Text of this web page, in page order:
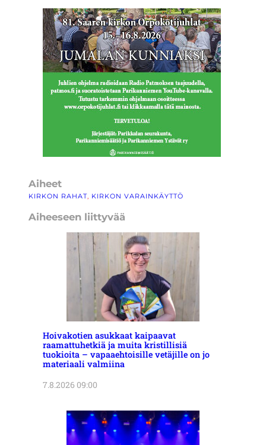
Aiheet
KIRKON RAHAT, KIRKON VARAINKÄYTTÖ
Aiheeseen liittyvää
Hoivakotien asukkaat kaipaavat
raamattuhetkiä ja muita kristillisiä
tuokioita – vapaaehtoisille vetäjille on jo
materiaali valmiina
7.8.2026 09:00